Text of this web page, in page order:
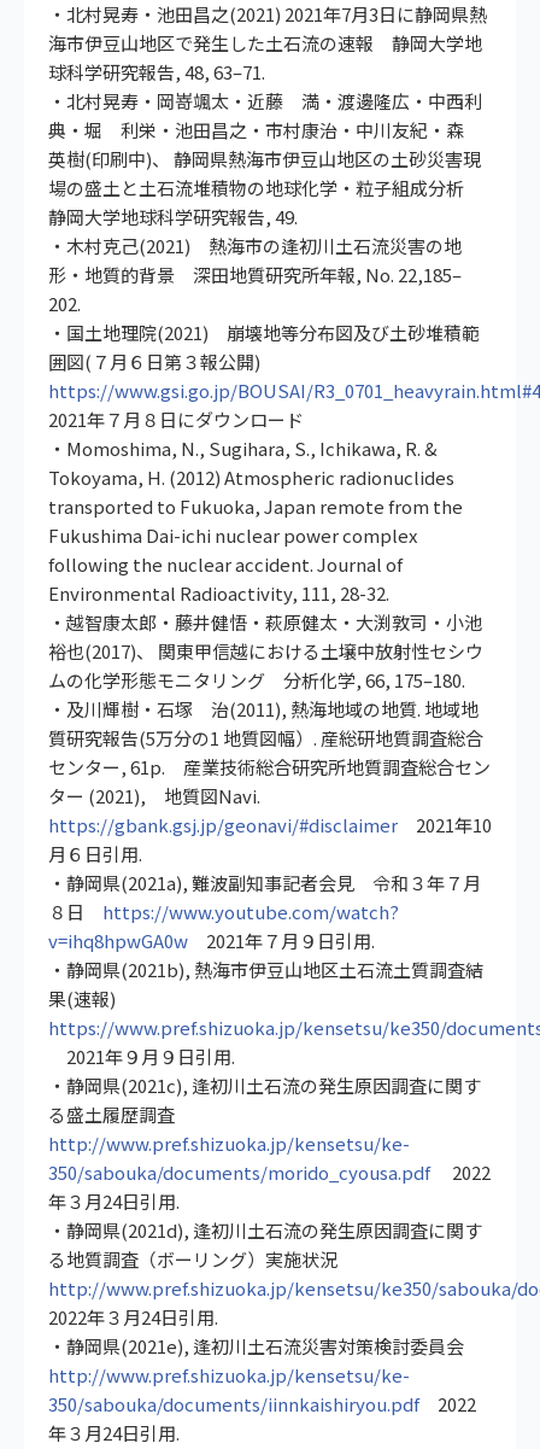
・北村晃寿・池田昌之(2021) 2021年7月3日に静岡県熱
海市伊豆山地区で発生した土石流の速報 静岡大学地
球科学研究報告, 48, 63–71.
・北村晃寿・岡嵜颯太・近藤 満・渡邊隆広・中西利
典・堀 利栄・池田昌之・市村康治・中川友紀・森
英樹(印刷中)、 静岡県熱海市伊豆山地区の土砂災害現
場の盛土と土石流堆積物の地球化学・粒子組成分析
静岡大学地球科学研究報告, 49.
・木村克己(2021) 熱海市の逢初川土石流災害の地
形・地質的背景 深田地質研究所年報, No. 22,185–
202.
・国土地理院(2021) 崩壊地等分布図及び土砂堆積範
囲図(７月６日第３報公開)
https://www.gsi.go.jp/BOUSAI/R3_0701_heavyrain.html#4
2021年７月８日にダウンロード
・Momoshima, N., Sugihara, S., Ichikawa, R. &
Tokoyama, H. (2012) Atmospheric radionuclides
transported to Fukuoka, Japan remote from the
Fukushima Dai-ichi nuclear power complex
following the nuclear accident. Journal of
Environmental Radioactivity, 111, 28-32.
・越智康太郎・藤井健悟・萩原健太・大渕敦司・小池
裕也(2017)、 関東甲信越における土壌中放射性セシウ
ムの化学形態モニタリング 分析化学, 66, 175–180.
・及川輝樹・石塚 治(2011), 熱海地域の地質. 地域地
質研究報告(5万分の1 地質図幅）. 産総研地質調査総合
センター, 61p. 産業技術総合研究所地質調査総合セン
ター (2021), 地質図Navi.
https://gbank.gsj.jp/geonavi/#disclaimer 2021年10
月６日引用.
・静岡県(2021a), 難波副知事記者会見 令和３年７月
８日 https://www.youtube.com/watch?
v=ihq8hpwGA0w 2021年７月９日引用.
・静岡県(2021b), 熱海市伊豆山地区土石流土質調査結
果(速報)
https://www.pref.shizuoka.jp/kensetsu/ke350/
2021年９月９日引用.
・静岡県(2021c), 逢初川土石流の発生原因調査に関す
る盛土履歴調査
http://www.pref.shizuoka.jp/kensetsu/ke-
350/sabouka/documents/morido_cyousa.pdf2022
年３月24日引用.
・静岡県(2021d), 逢初川土石流の発生原因調査に関す
る地質調査（ボーリング）実施状況
http://www.pref.shizuoka.jp/kensetsu/ke350/sabouka/
2022年３月24日引用.
・静岡県(2021e), 逢初川土石流災害対策検討委員会
http://www.pref.shizuoka.jp/kensetsu/ke-
350/sabouka/documents/iinnkaishiryou.pdf2022
年３月24日引用.